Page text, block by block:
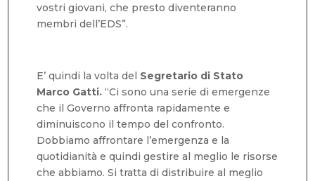
vostri giovani, che presto diventeranno
membri dell’EDS”.
E’ quindi la volta del Segretario di Stato
Marco Gatti. “Ci sono una serie di emergenze
che il Governo affronta rapidamente e
diminuiscono il tempo del confronto.
Dobbiamo affrontare l’emergenza e la
quotidianità e quindi gestire al meglio le risorse
che abbiamo. Si tratta di distribuire al meglio